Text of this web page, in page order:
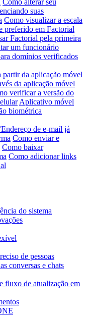
suas
Como visualizar a escala
preferido em Factorial
Factorial pela primeira
um funcionário
domínios verificados
partir da aplicação móvel
da aplicação móvel
verificar a versão do
Aplicativo móvel
biométrica
de e-mail já
Como enviar e
Como baixar
Como adicionar links
do sistema
de pessoas
conversas e chats
fluxo de atualização em